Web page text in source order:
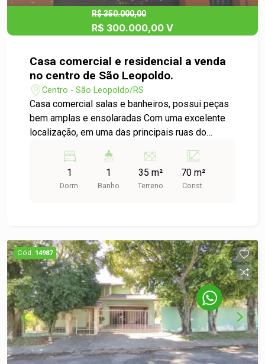
R$ 350.000,00
R$ 300.000,00 V
Casa comercial e residencial a venda
no centro de São Leopoldo.
Centro - São Leopoldo/RS
Casa comercial salas e banheiros, possui peças
bem amplas e ensolaradas Com uma excelente
localização, em uma das principais ruas do
informações!
1
Dorm.
1
Banho
35 m²
Terreno
70 m²
Const.
Cód. 14987